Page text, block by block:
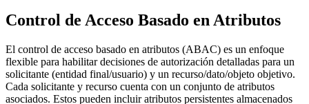
Control de Acceso Basado en Atributos
El control de acceso basado en atributos (ABAC) es un enfoque
flexible para habilitar decisiones de autorización detalladas para un
solicitante (entidad final/usuario) y un recurso/dato/objeto objetivo.
Cada solicitante y recurso cuenta con un conjunto de atributos
asociados. Estos pueden incluir atributos persistentes almacenados